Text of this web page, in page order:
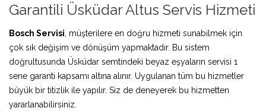
Garantili Üsküdar Altus Servis Hizmeti
Bosch Servisi , müşterilere en doğru hizmeti sunabilmek için
çok sık değişim ve dönüşüm yapmaktadır. Bu sistem
doğrultusunda Üsküdar semtindeki beyaz eşyaların servisi 1
sene garanti kapsamı altına alınır. Uygulanan tüm bu hizmetler
büyük bir titizlik ile yapılır. Siz de deneyerek bu hizmetten
yararlanabilirsiniz.